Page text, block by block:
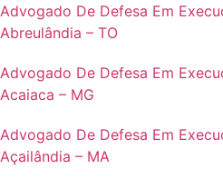
Advogado De Defesa Em
Abreulândia – TO
Advogado De Defesa Em
Acaiaca – MG
Advogado De Defesa Em
Açailândia – MA